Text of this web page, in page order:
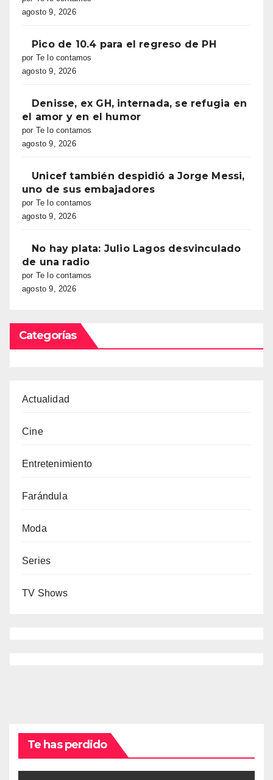
agosto 9, 2026
Pico de 10.4 para el regreso de PH
por Te lo contamos
agosto 9, 2026
Denisse, ex GH, internada, se refugia en
el amor y en el humor
por Te lo contamos
agosto 9, 2026
Unicef también despidió a Jorge Messi,
uno de sus embajadores
por Te lo contamos
agosto 9, 2026
No hay plata: Julio Lagos desvinculado
de una radio
por Te lo contamos
agosto 9, 2026
Categorías
Actualidad
Cine
Entretenimiento
Farándula
Moda
Series
TV Shows
Te has perdido